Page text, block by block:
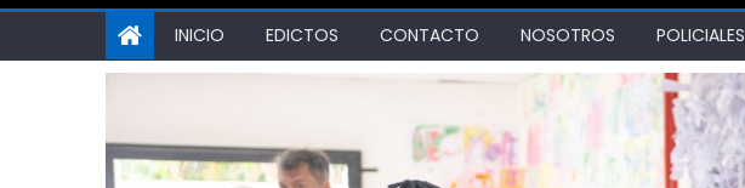
INICIO EDICTOS CONTACTO NOSOTROS POLICIALES